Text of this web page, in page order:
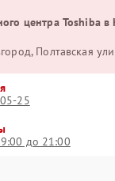
центра Toshiba
Полтавская
25
до 21:00